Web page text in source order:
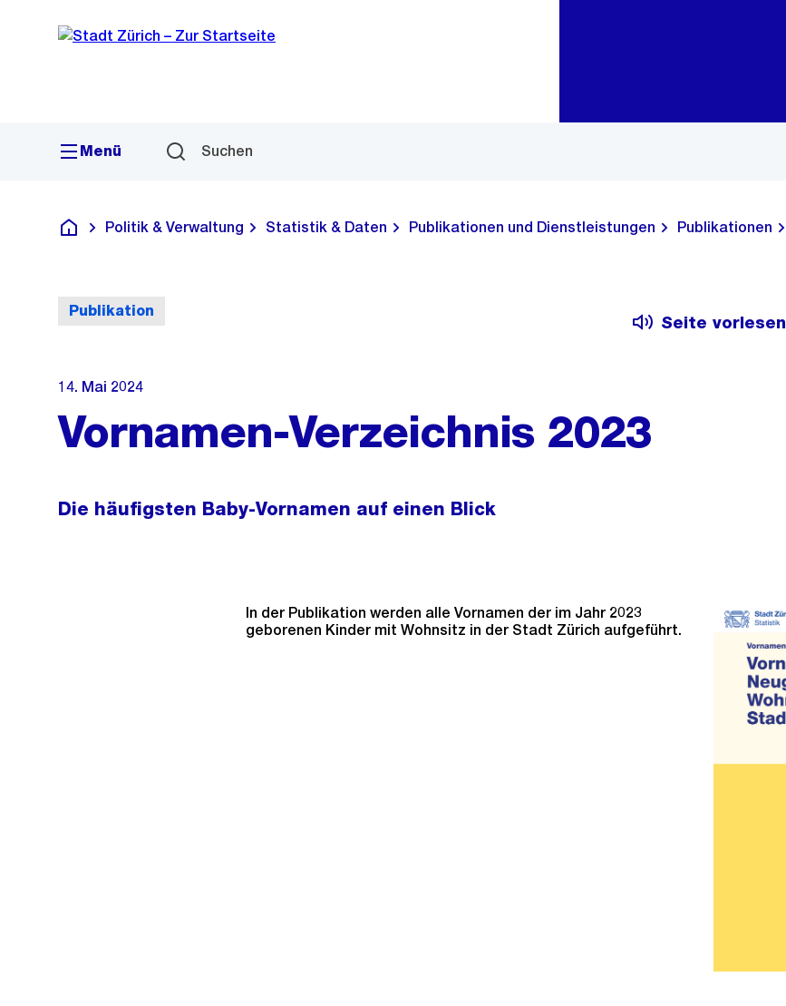
Navigation
Sprunglink
Menü Suchen
Deutsch
Politik & Verwaltung Statistik & Daten Publikationen und Dienstleistungen Publikationen
Publikation
Seite vorlesen
14. Mai 2024
Vornamen-Verzeichnis 2023
Die häufigsten Baby-Vornamen auf einen Blick
In der Publikation werden alle Vornamen der im Jahr 2023
geborenen Kinder mit Wohnsitz in der Stadt Zürich aufgeführt.